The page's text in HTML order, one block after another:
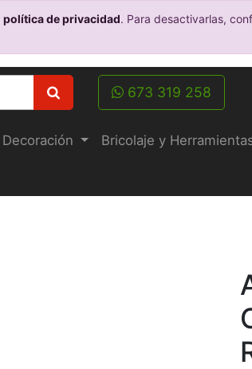
política de privacidad. Para desactivarlas,
673 319 258
Decoración Bricolaje y